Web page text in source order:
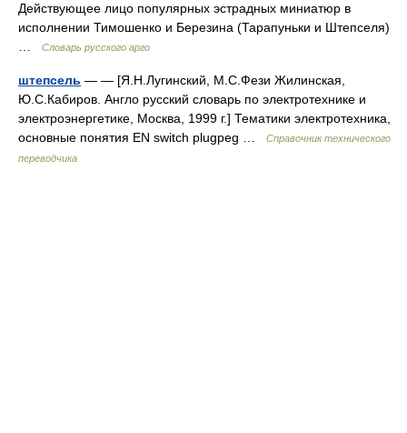
Действующее лицо популярных эстрадных миниатюр в
исполнении Тимошенко и Березина (Тарапуньки и Штепселя)
Словарь русского арго
штепсель — — [Я.Н.Лугинский, М.С.Фези Жилинская,
Ю.С.Кабиров. Англо русский словарь по электротехнике и
электроэнергетике, Москва, 1999 г.] Тематики электротехника,
основные понятия EN switch plugpeg …
Справочник технического
переводчика